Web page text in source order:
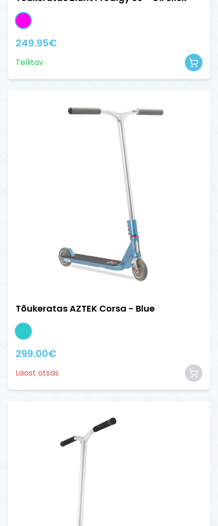
249.95€
Tellitav
Tõukeratas AZTEK Corsa - Blue
299.00€
Laost otsas